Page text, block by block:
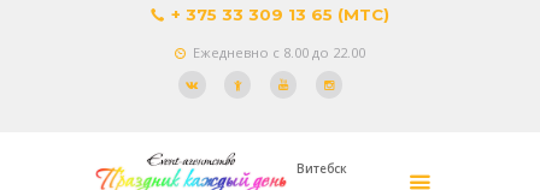
+ 375 33 309 13 65 (МТС)
Ежедневно с 8.00 до 22.00
Витебск